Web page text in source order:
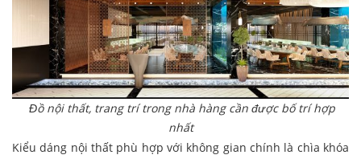
Đồ nội thất, trang trí trong nhà hàng cần được bố trí hợp
nhất
Kiểu dáng nội thất phù hợp với không gian chính là chìa khóa